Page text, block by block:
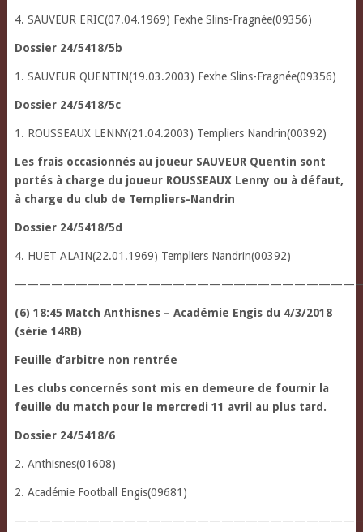
4. SAUVEUR ERIC(07.04.1969) Fexhe Slins-Fragnée(09356)
Dossier 24/5418/5b
1. SAUVEUR QUENTIN(19.03.2003) Fexhe Slins-Fragnée(09356)
Dossier 24/5418/5c
1. ROUSSEAUX LENNY(21.04.2003) Templiers Nandrin(00392)
Les frais occasionnés au joueur SAUVEUR Quentin sont
portés à charge du joueur ROUSSEAUX Lenny ou à défaut,
à charge du club de Templiers-Nandrin
Dossier 24/5418/5d
4. HUET ALAIN(22.01.1969) Templiers Nandrin(00392)
(6) 18:45 Match Anthisnes – Académie Engis du 4/3/2018
(série 14RB)
Feuille d’arbitre non rentrée
Les clubs concernés sont mis en demeure de fournir la
feuille du match pour le mercredi 11 avril au plus tard.
Dossier 24/5418/6
2. Anthisnes(01608)
2. Académie Football Engis(09681)